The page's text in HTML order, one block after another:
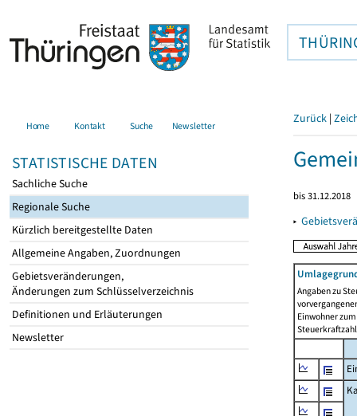
Home Kontakt Suche Newsletter
STATISTISCHE DATEN
Sachliche Suche
Regionale Suche
Kürzlich bereitgestellte Daten
Allgemeine Angaben, Zuordnungen
Gebietsveränderungen,
Änderungen zum Schlüsselverzeichnis
Definitionen und Erläuterungen
Newsletter
Zurück |
bis 31.12.2018
▸
Angaben zu
Einwohner